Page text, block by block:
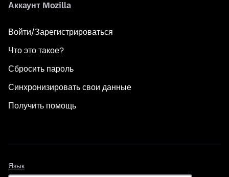
Аккаунт Mozilla
Войти/Зарегистрироваться
Что это такое?
Сбросить пароль
Синхронизировать свои данные
Получить помощь
Язык